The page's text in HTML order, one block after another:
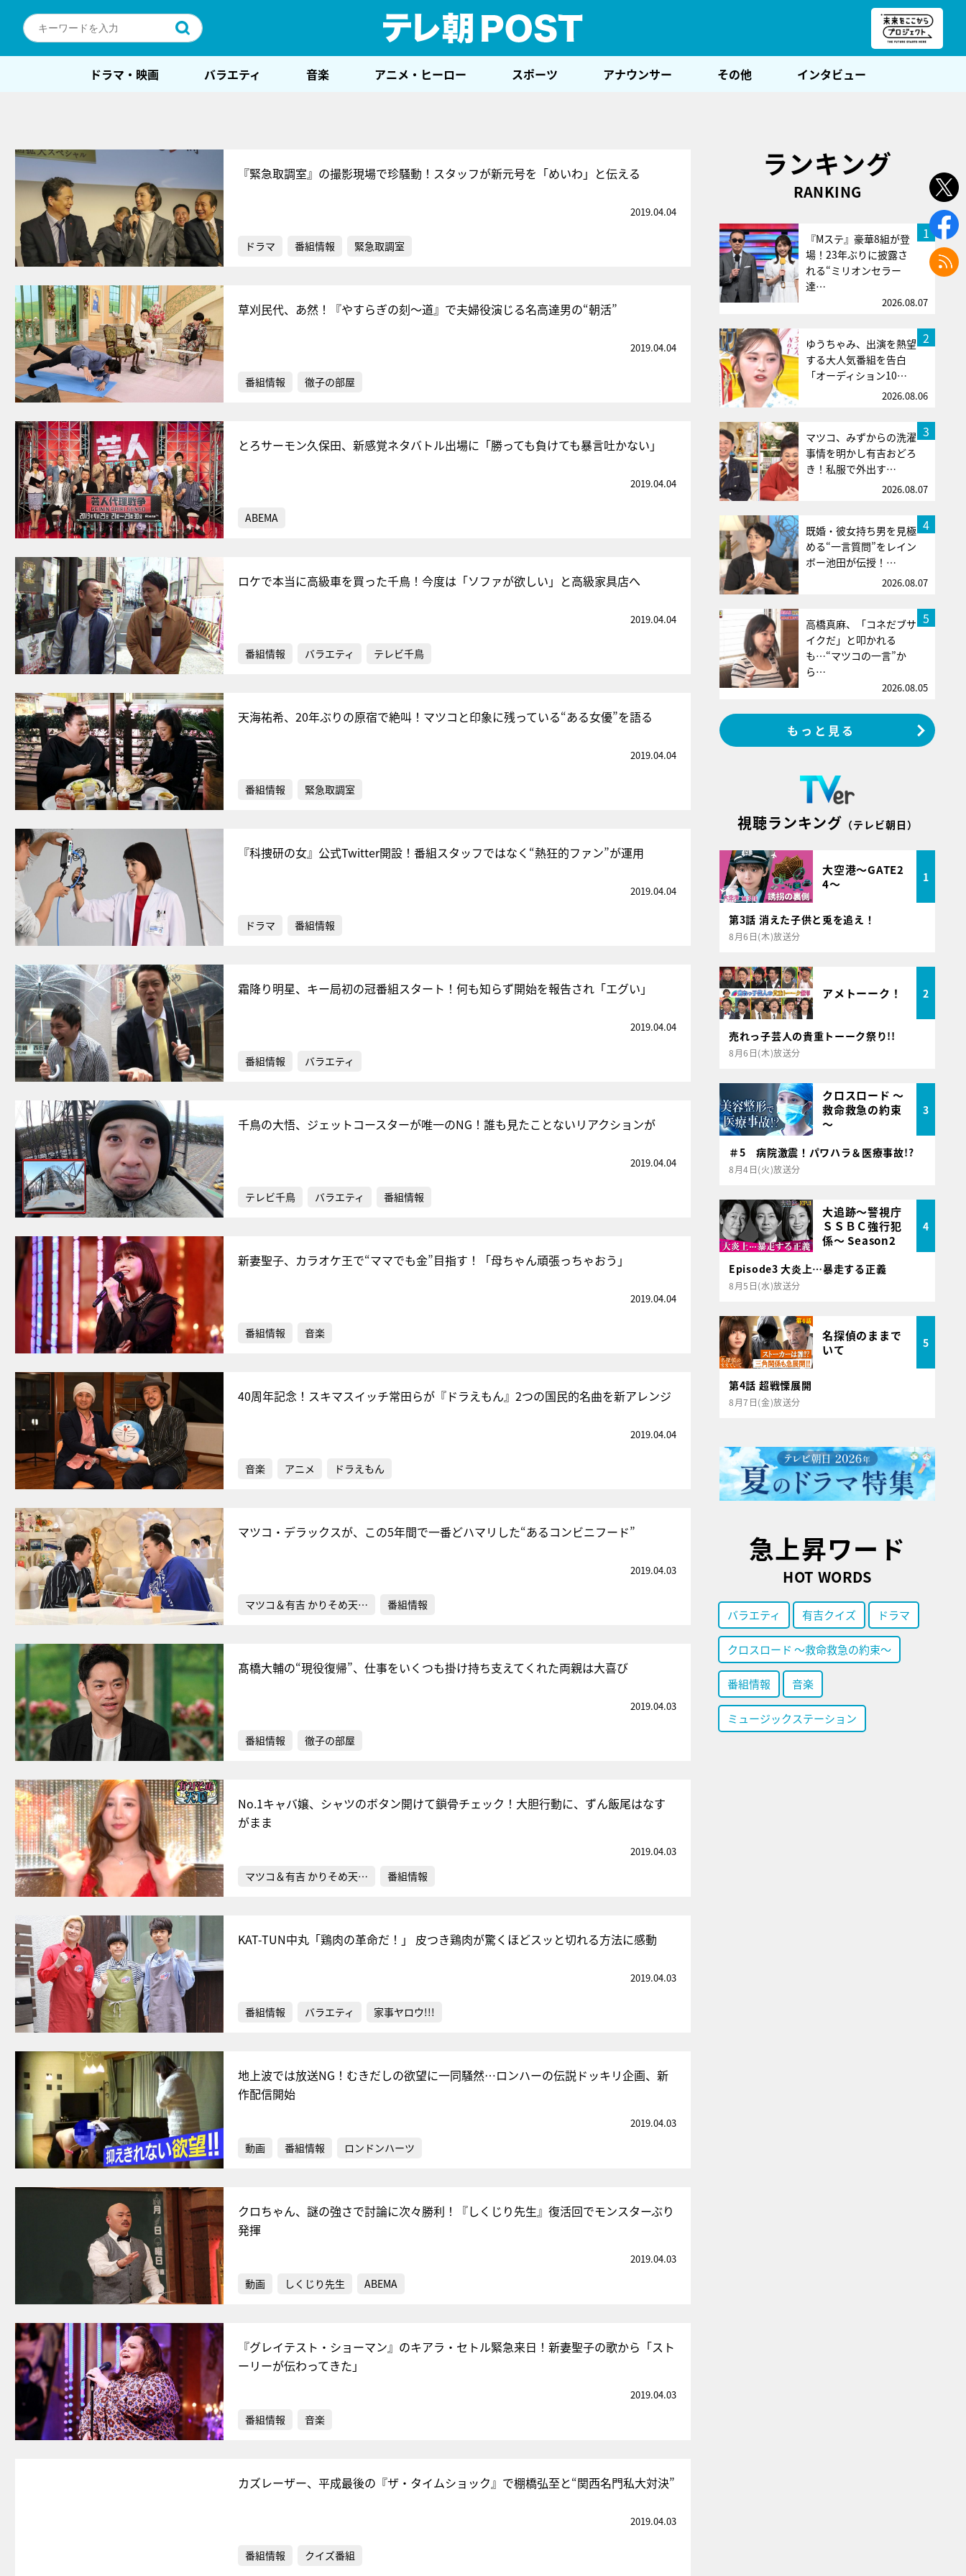
ドラマ・映画 バラエティ 音楽 アニメ・ヒーロー スポーツ アナウンサー その他 インタビュー
『緊急取調室』の撮影現場で珍騒動！スタッフが新元号を「めいわ」と伝える
2019.04.04
ドラマ 番組情報 緊急取調室
草刈民代、あ然！『やすらぎの刻～道』で夫婦役演じる名高達男の“朝活”
2019.04.04
番組情報 徹子の部屋
とろサーモン久保田、新感覚ネタバトル出場に「勝っても負けても暴言吐かない」
2019.04.04
ABEMA
ロケで本当に高級車を買った千鳥！今度は「ソファが欲しい」と高級家具店へ
2019.04.04
番組情報 バラエティ テレビ千鳥
天海祐希、20年ぶりの原宿で絶叫！マツコと印象に残っている“ある女優”を語る
2019.04.04
番組情報 緊急取調室
『科捜研の女』公式Twitter開設！番組スタッフではなく“熱狂的ファン”が運用
2019.04.04
ドラマ 番組情報
霜降り明星、キー局初の冠番組スタート！何も知らず開始を報告され「エグい」
2019.04.04
番組情報 バラエティ
千鳥の大悟、ジェットコースターが唯一のNG！誰も見たことないリアクションが
2019.04.04
テレビ千鳥 バラエティ 番組情報
新妻聖子、カラオケ王で“ママでも金”目指す！「母ちゃん頑張っちゃおう」
2019.04.04
番組情報 音楽
40周年記念！スキマスイッチ常田らが『ドラえもん』2つの国民的名曲を新アレンジ
2019.04.04
音楽 アニメ ドラえもん
マツコ・デラックスが、この5年間で一番どハマリした“あるコンビニフード”
2019.04.03
マツコ＆有吉 かりそめ天… 番組情報
髙橋大輔の“現役復帰”、仕事をいくつも掛け持ち支えてくれた両親は大喜び
2019.04.03
番組情報 徹子の部屋
No.1キャバ嬢、シャツのボタン開けて鎖骨チェック！大胆行動に、ずん飯尾はなす
がまま
2019.04.03
マツコ＆有吉 かりそめ天… 番組情報
KAT-TUN中丸「鶏肉の革命だ！」 皮つき鶏肉が驚くほどスッと切れる方法に感動
2019.04.03
番組情報 バラエティ 家事ヤロウ!!!
地上波では放送NG！むきだしの欲望に一同騒然…ロンハーの伝説ドッキリ企画、新
作配信開始
2019.04.03
動画 番組情報 ロンドンハーツ
クロちゃん、謎の強さで討論に次々勝利！『しくじり先生』復活回でモンスターぶり
発揮
2019.04.03
動画 しくじり先生 ABEMA
『グレイテスト・ショーマン』のキアラ・セトル緊急来日！新妻聖子の歌から「スト
ーリーが伝わってきた」
2019.04.03
番組情報 音楽
カズレーザー、平成最後の『ザ・タイムショック』で棚橋弘至と“関西名門私大対決”
2019.04.03
番組情報 クイズ番組
ランキング
RANKING
1
『Mステ』豪華8組が登
場！23年ぶりに披露さ
れる“ミリオンセラー
達…
2026.08.07
2
ゆうちゃみ、出演を熱望
する大人気番組を告白
「オーディション10…
2026.08.06
3
マツコ、みずからの洗濯
事情を明かし有吉おどろ
き！私服で外出す…
2026.08.07
4
既婚・彼女持ち男を見極
める“一言質問”をレイン
ボー池田が伝授！…
2026.08.07
5
高橋真麻、「コネだブサ
イクだ」と叩かれる
も…“マツコの一言”か
ら…
2026.08.05
もっと見る
視聴ランキング （テレビ朝日）
大空港～GATE2
4～
1
第3話 消えた子供と兎を追え！
8月6日(木)放送分
アメトーーク！ 2
売れっ子芸人の貴重トーーク祭り!!
8月6日(木)放送分
クロスロード ～
救命救急の約束
～
3
＃5 病院激震！パワハラ＆医療事故!?
8月4日(火)放送分
大追跡～警視庁
ＳＳＢＣ強行犯
係～ Season2
4
Episode3 大炎上…暴走する正義
8月5日(水)放送分
名探偵のままで
いて
5
第4話 超戦慄展開
8月7日(金)放送分
急上昇ワード
HOT WORDS
バラエティ 有吉クイズ ドラマ
クロスロード ～救命救急の約束～
番組情報 音楽
ミュージックステーション